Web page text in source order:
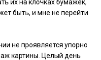
их на клочках бумажек,
быть, и мне не перейти
не проявляется упорно
картины. Целый день